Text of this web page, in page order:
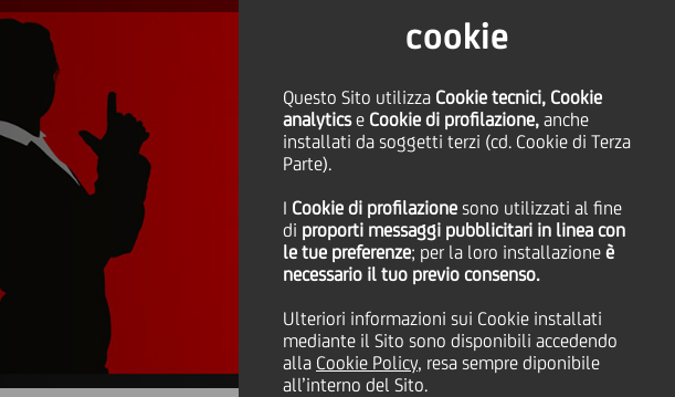
cookie
Questo Sito utilizza Cookie tecnici, Cookie
analyticse Cookie di profilazione, anche
installati da soggetti terzi (cd. Cookie di Terza
Parte).
I Cookie di profilazione sono utilizzati al fine
di proporti messaggi pubblicitari in linea con
le tue preferenze; per la loro installazione è
necessario il tuo previo consenso.
Ulteriori informazioni sui Cookie installati
mediante il Sito sono disponibili accedendo
alla Cookie Policy, resa sempre diponibile
all’interno del Sito.